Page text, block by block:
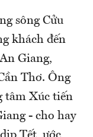
sông Cửu
khách đến
Giang,
Thơ. Ông
tâm Xúc tiến
- cho hay